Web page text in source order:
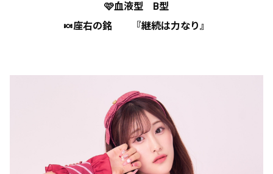
🩷血液型 B型
🍬座右の銘
『継続は力なり』